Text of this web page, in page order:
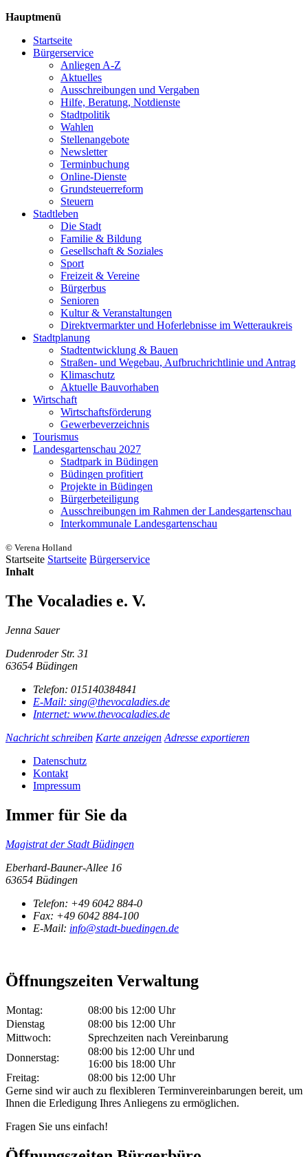
Hauptmenü
Startseite
Bürgerservice
Anliegen A-Z
Aktuelles
Ausschreibungen und Vergaben
Hilfe, Beratung, Notdienste
Stadtpolitik
Wahlen
Stellenangebote
Newsletter
Terminbuchung
Online-Dienste
Grundsteuerreform
Steuern
Stadtleben
Die Stadt
Familie & Bildung
Gesellschaft & Soziales
Sport
Freizeit & Vereine
Bürgerbus
Senioren
Kultur & Veranstaltungen
Direktvermarkter und Hoferlebnisse im Wetteraukreis
Stadtplanung
Stadtentwicklung & Bauen
Straßen- und Wegebau, Aufbruchrichtlinie und Antrag
Klimaschutz
Aktuelle Bauvorhaben
Wirtschaft
Wirtschaftsförderung
Gewerbeverzeichnis
Tourismus
Landesgartenschau 2027
Stadtpark in Büdingen
Büdingen profitiert
Projekte in Büdingen
Bürgerbeteiligung
Ausschreibungen im Rahmen der Landesgartenschau
Interkommunale Landesgartenschau
© Verena Holland
Startseite Startseite Bürgerservice
Inhalt
The Vocaladies e. V.
Jenna Sauer
Dudenroder Str. 31
63654 Büdingen
Telefon: 015140384841
E-Mail: sing@thevocaladies.de
Internet: www.thevocaladies.de
Nachricht schreiben Karte anzeigen Adresse exportieren
Datenschutz
Kontakt
Impressum
Immer für Sie da
Magistrat der Stadt Büdingen
Eberhard-Bauner-Allee 16
63654 Büdingen
Telefon: +49 6042 884-0
Fax: +49 6042 884-100
E-Mail: info@stadt-buedingen.de
Öffnungszeiten Verwaltung
Montag:
08:00 bis 12:00 Uhr
Dienstag
08:00 bis 12:00 Uhr
Mittwoch:
Sprechzeiten nach Vereinbarung
Donnerstag:
08:00 bis 12:00 Uhr und
16:00 bis 18:00 Uhr
Freitag:
08:00 bis 12:00 Uhr
Gerne sind wir auch zu flexibleren Terminvereinbarungen bereit, um
Ihnen die Erledigung Ihres Anliegens zu ermöglichen.
Fragen Sie uns einfach!